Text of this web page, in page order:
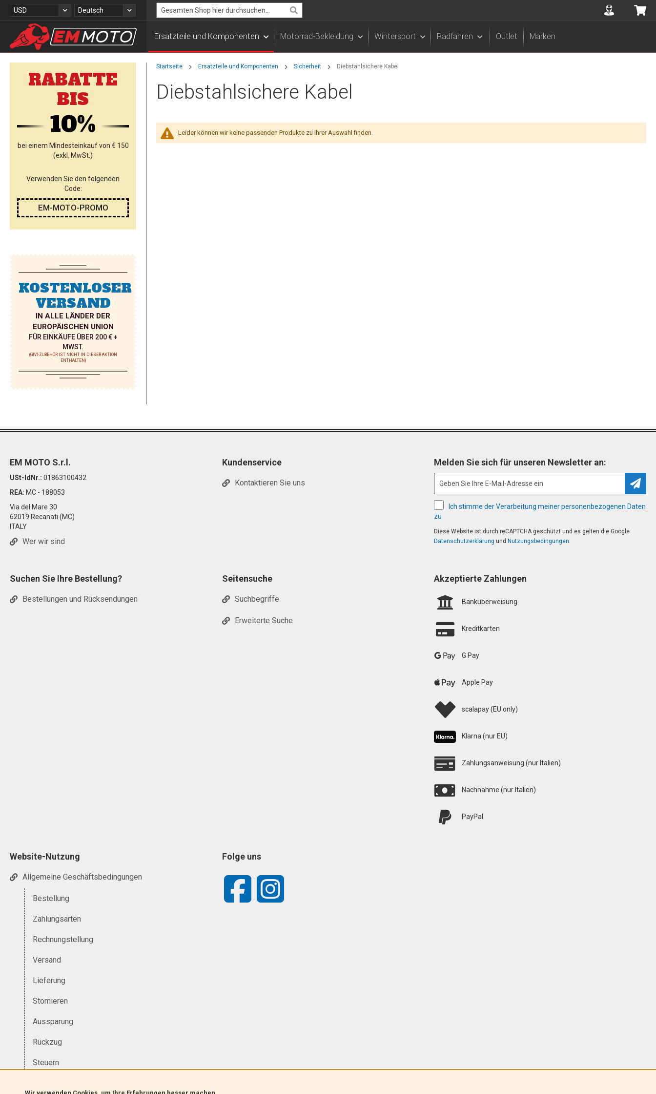
Zum
Inhalt
Währung
USD Sprache
Deutsch
Search
Accuont
Ersatzteile und Komponenten Motorrad-Bekleidung Wintersport Radfahren Outlet Marken
Startseite Ersatzteile und Komponenten Sicherheit Diebstahlsichere Kabel
Diebstahlsichere Kabel
Leider können wir keine passenden Produkte zu ihrer Auswahl finden.
RABATTE
BIS
10%
bei einem Mindesteinkauf von € 150
(exkl. MwSt.)
Verwenden Sie den folgenden
Code:
EM-MOTO-PROMO
KOSTENLOSER
VERSAND
IN ALLE LÄNDER DER
EUROPÄISCHEN UNION
FÜR EINKÄUFE ÜBER 200 € +
MWST.
(GIVI-ZUBEHÖR IST NICHT IN DIESER AKTION
ENTHALTEN)
Melden Sie sich für unseren Newsletter an:
Ich stimme der Verarbeitung meiner personenbezogenen Daten
zu
Diese Website ist durch reCAPTCHA geschützt und es gelten die Google
Datenschutzerklärung und Nutzungsbedingungen.
EM MOTO S.r.l.
USt-IdNr.: 01863100432
REA: MC - 188053
Via del Mare 30
62019 Recanati (MC)
ITALY
Wer wir sind
Kundenservice
Kontaktieren Sie uns
Suchen Sie Ihre Bestellung?
Bestellungen und Rücksendungen
Website-Nutzung
Allgemeine Geschäftsbedingungen
Bestellung
Zahlungsarten
Rechnungstellung
Versand
Lieferung
Stornieren
Aussparung
Rückzug
Steuern
Seitensuche
Suchbegriffe
Erweiterte Suche
Akzeptierte Zahlungen
Banküberweisung
Kreditkarten
G Pay
Apple Pay
scalapay (EU only)
Klarna (nur EU)
Zahlungsanweisung (nur Italien)
Nachnahme (nur Italien)
PayPal
Folge uns